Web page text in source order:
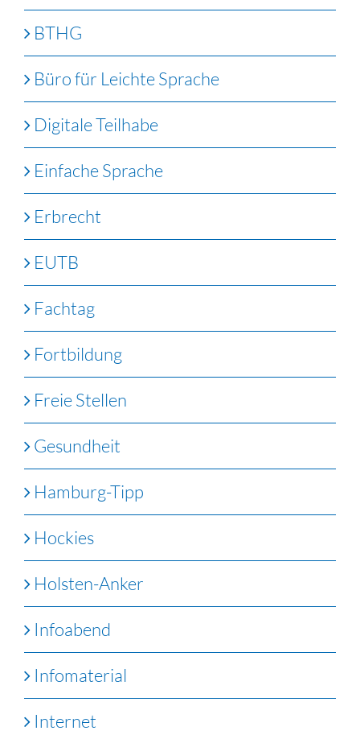
BTHG
Büro für Leichte Sprache
Digitale Teilhabe
Einfache Sprache
Erbrecht
EUTB
Fachtag
Fortbildung
Freie Stellen
Gesundheit
Hamburg-Tipp
Hockies
Holsten-Anker
Infoabend
Infomaterial
Internet